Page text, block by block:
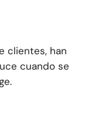
clientes, han
cuando se